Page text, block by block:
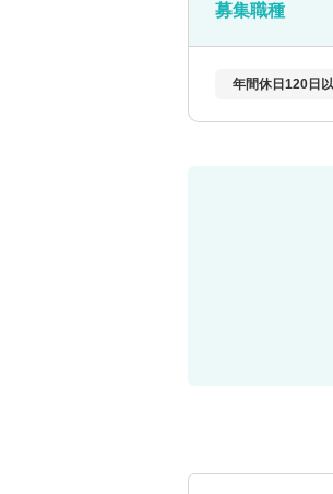
募集職種
年間休日120日